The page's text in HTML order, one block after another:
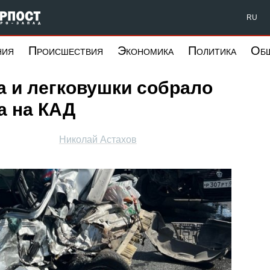
Форпост Северо-Запад RU
Происшествия Экономика Политика
и легковушки собрало
на КАД
Николай Астахов